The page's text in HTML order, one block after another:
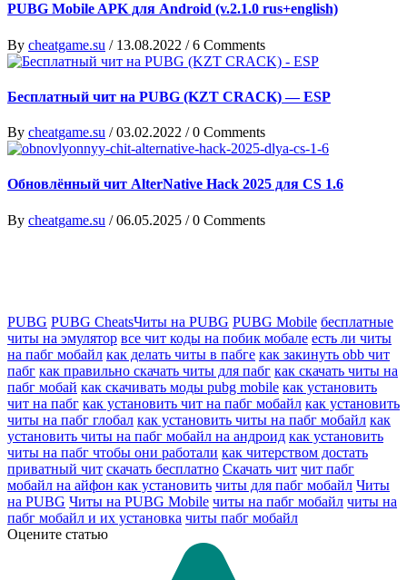
PUBG Mobile APK для Android (v.2.1.0 rus+english)
By cheatgame.su / 13.08.2022 /6 Comments
Бесплатный чит на PUBG (KZT CRACK) — ESP
By cheatgame.su /03.02.2022 /0 Comments
Обновлённый чит AlterNative Hack 2025 для CS 1.6
By cheatgame.su /06.05.2025 /0 Comments
PUBG PUBG CheatsЧиты на PUBG PUBG Mobile бесплатные
читы на эмулятор все чит коды на побик мобале есть ли читы
на пабг мобайл как делать читы в пабге как закинуть obb чит
пабг как правильно скачать читы для пабг как скачать читы на
пабг мобай как скачивать моды pubg mobile как установить
чит на пабг как установить чит на пабг мобайл как установить
читы на пабг глобал как установить читы на пабг мобайл как
установить читы на пабг мобайл на андроид как установить
читы на пабг чтобы они работали как читерством достать
приватный чит скачать бесплатно Скачать чит чит пабг
мобайл на айфон как установить читы для пабг мобайл Читы
на PUBG Читы на PUBG Mobile читы на пабг мобайл читы на
пабг мобайл и их установка читы пабг мобайл
Оцените статью